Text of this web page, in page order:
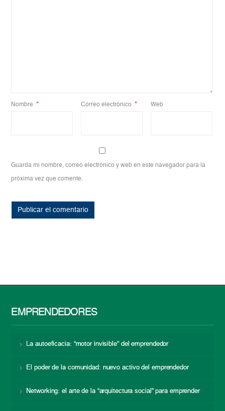
Nombre * Correo electrónico * Web
Guarda mi nombre, correo electrónico y web en este navegador para la
próxima vez que comente.
EMPRENDEDORES
La autoeficacia: “motor invisible” del emprendedor
El poder de la comunidad: nuevo activo del emprendedor
Networking: el arte de la “arquitectura social” para emprender